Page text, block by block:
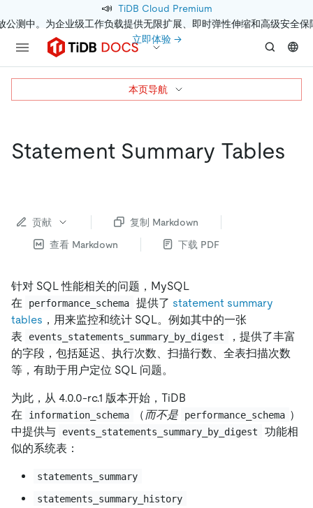
📣 TiDB Cloud Premium
公测中。为企业级工作负载提供无限扩展、即时弹性伸缩和高级安全保
立即体验 →
Statement Summary Tables
贡献
复制 Markdown
查看 Markdown
下载 PDF
针对 SQL 性能相关的问题，MySQL
在
performance_schema 提供了 statement summary
tables ，用来监控和统计 SQL。例如其中的一张
表
events_statements_summary_by_digest
，提供了丰富
的字段，包括延迟、执行次数、扫描行数、全表扫描次数
等，有助于用户定位 SQL 问题。
为此，从 4.0.0-rc.1 版本开始，TiDB
在
information_schema （ 而不是 performance_schema ）
中提供与
events_statements_summary_by_digest
功能相
似的系统表：
statements_summary
statements_summary_history
本页导航